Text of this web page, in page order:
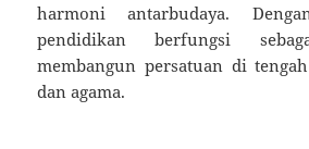
harmoni antarbudaya.
pendidikan berfungsi
membangun persatuan di
dan agama.